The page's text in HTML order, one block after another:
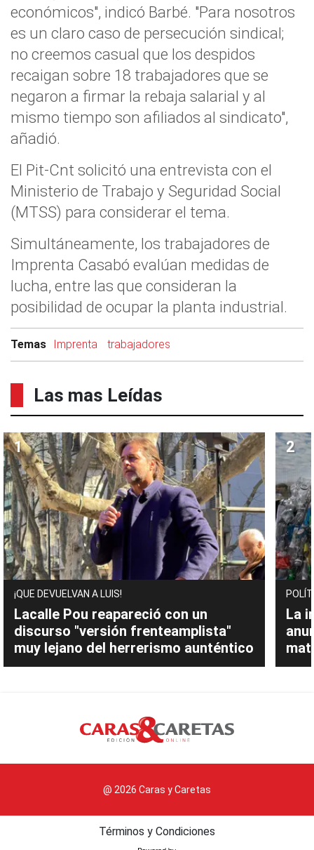
económicos", indicó Barbé. "Para nosotros
es un claro caso de persecución sindical;
no creemos casual que los despidos
recaigan sobre 18 trabajadores que se
negaron a firmar la rebaja salarial y al
mismo tiempo son afiliados al sindicato",
añadió.
El Pit-Cnt solicitó una entrevista con el
Ministerio de Trabajo y Seguridad Social
(MTSS) para considerar el tema.
Simultáneamente, los trabajadores de
Imprenta Casabó evalúan medidas de
lucha, entre las que consideran la
posibilidad de ocupar la planta industrial.
Temas Imprenta trabajadores
Las mas Leídas
¡QUE DEVUELVAN A LUIS!
Lacalle Pou reapareció con un
discurso "versión frenteamplista"
muy lejano del herrerismo aunténtico
La
@ 2026 Caras y Caretas
Términos y Condiciones